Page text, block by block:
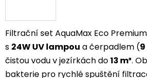
Filtrační set AquaMax Eco
s 24W UV lampou a čerpadlem (
čistou vodu v jezírkách do13 m³.
bakterie pro rychlé spuštění